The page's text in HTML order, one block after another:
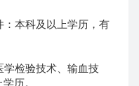
：本科及以上学历，有
学检验技术、输血技
历。